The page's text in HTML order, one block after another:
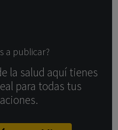
a publicar?
la salud aquí tienes
para todas tus